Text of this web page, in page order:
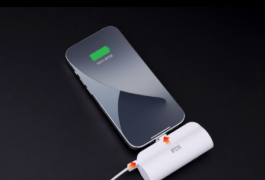
6.
배터리 충전과
핸드폰 충전이 동시에